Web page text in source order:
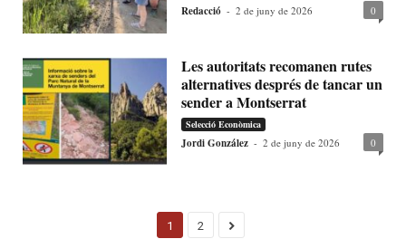
Redacció - 2 de juny de 2026 0
Les autoritats recomanen rutes
alternatives després de tancar un
sender a Montserrat
Selecció Econòmica
Jordi González - 2 de juny de 2026 0
1 2